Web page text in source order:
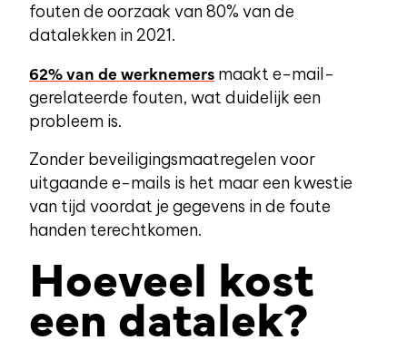
fouten de oorzaak van 80% van de
datalekken in 2021.
62% van de werknemers maakt e-mail-
gerelateerde fouten, wat duidelijk een
probleem is.
Zonder beveiligingsmaatregelen voor
uitgaande e-mails is het maar een kwestie
van tijd voordat je gegevens in de foute
handen terechtkomen.
Hoeveel kost
een datalek?